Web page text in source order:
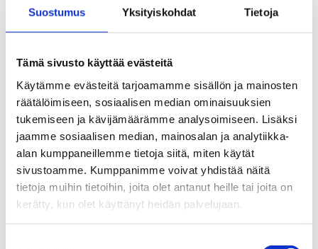
Suostumus Yksityiskohdat Tietoja
Tämä sivusto käyttää evästeitä
Käytämme evästeitä tarjoamamme sisällön ja mainosten
räätälöimiseen, sosiaalisen median ominaisuuksien
tukemiseen ja kävijämäärämme analysoimiseen. Lisäksi
jaamme sosiaalisen median, mainosalan ja analytiikka-
alan kumppaneillemme tietoja siitä, miten käytät
sivustoamme. Kumppanimme voivat yhdistää näitä
tietoja muihin tietoihin, joita olet antanut heille tai joita on
kerätty, kun olet käyttänyt heidän palvelujaan.